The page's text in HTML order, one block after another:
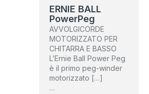
ERNIE BALL
PowerPeg
AVVOLGICORDE
MOTORIZZATO PER
CHITARRA E BASSO
L’Ernie Ball Power Peg
è il primo peg-winder
motorizzato […]
…